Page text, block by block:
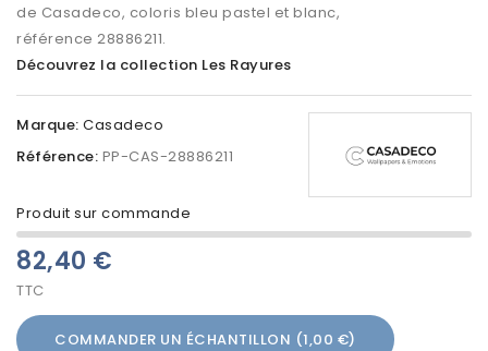
de Casadeco, coloris bleu pastel et blanc,
référence 28886211.
Découvrez la collection Les Rayures
Marque: Casadeco
Référence: PP-CAS-28886211
Produit sur commande
82,40 €
TTC
COMMANDER UN ÉCHANTILLON (1,00 €)